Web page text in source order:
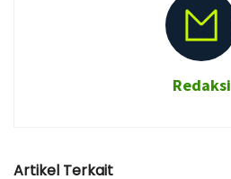
Redaksi
Artikel Terkait